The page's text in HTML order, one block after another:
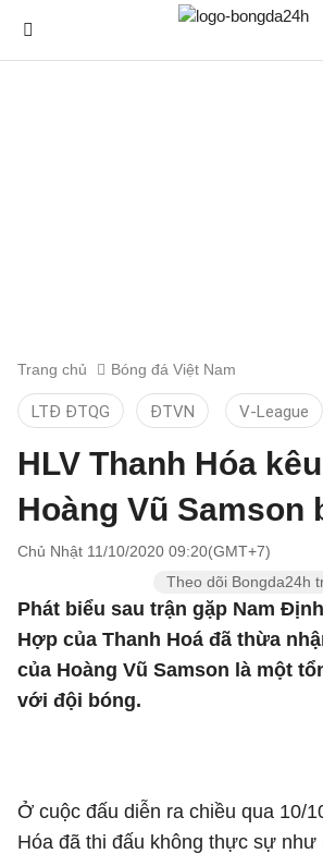
Trang chủ Bóng đá Việt Nam
LTĐ ĐTQG ĐTVN V-League
HLV Thanh Hóa
Hoàng Vũ Samson
Chủ Nhật 11/10/2020 09:20(GMT+7)
Theo dõi Bongda24h
Phát biểu sau trận gặp Nam
Hợp của Thanh Hoá đã thừa
của Hoàng Vũ Samson là một
với đội bóng.
Ở cuộc đấu diễn ra chiều qua 10/
Hóa đã thi đấu không thực sự